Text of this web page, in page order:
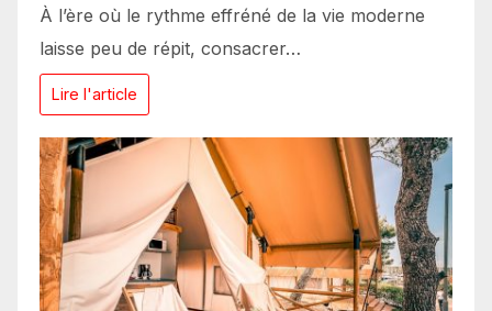
À l’ère où le rythme effréné de la vie moderne
laisse peu de répit, consacrer…
Lire l'article